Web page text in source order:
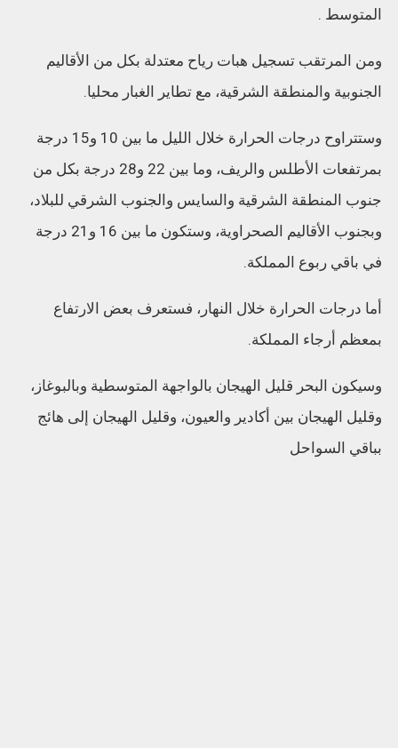
المتوسط .
ومن المرتقب تسجيل هبات رياح معتدلة بكل من الأقاليم
الجنوبية والمنطقة الشرقية، مع تطاير الغبار محليا.
وستتراوح درجات الحرارة خلال الليل ما بين 10 و15 درجة
بمرتفعات الأطلس والريف، وما بين 22 و28 درجة بكل من
جنوب المنطقة الشرقية والسايس والجنوب الشرقي للبلاد،
وبجنوب الأقاليم الصحراوية، وستكون ما بين 16 و21 درجة
في باقي ربوع المملكة.
أما درجات الحرارة خلال النهار، فستعرف بعض الارتفاع
بمعظم أرجاء المملكة.
وسيكون البحر قليل الهيجان بالواجهة المتوسطية وبالبوغاز،
وقليل الهيجان بين أكادير والعيون، وقليل الهيجان إلى هائج
بباقي السواحل